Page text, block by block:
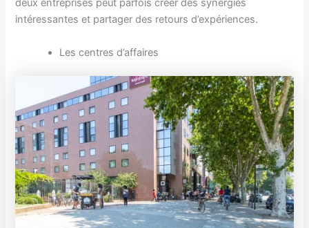
deux entreprises peut parfois créer des synergies
intéressantes et partager des retours d’expériences.
Les centres d’affaires